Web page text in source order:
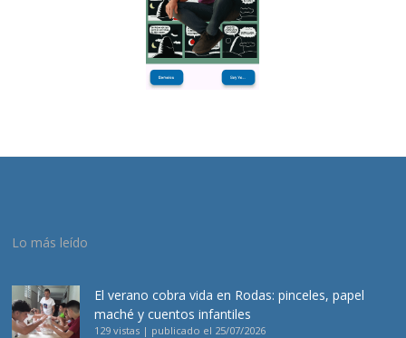
Lo más leído
El verano cobra vida en Rodas: pinceles, papel
maché y cuentos infantiles
129 vistas | publicado el 25/07/2026